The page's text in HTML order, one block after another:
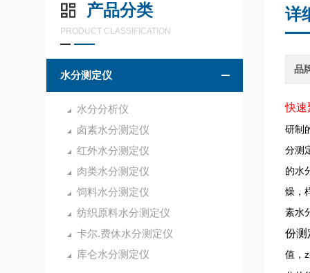
产品分类
PRODUCT CLASSIFICATION
水分测定仪
水分分析仪
卤素水分测定仪
红外水分测定仪
肉类水分测定仪
饲料水分测定仪
纺织原料水分测定仪
卡尔.费休水分测定仪
库仑水分测定仪
详
品
快速
研制
分测
的水
燥，
素水
份测
值，